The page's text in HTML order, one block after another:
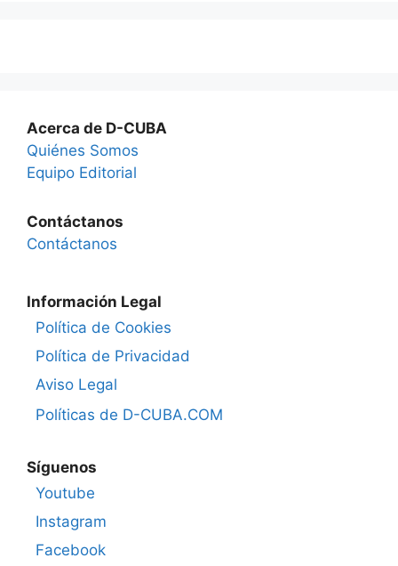
Acerca de D-CUBA
Quiénes Somos
Equipo Editorial
Contáctanos
Contáctanos
Información Legal
Política de Cookies
Política de Privacidad
Aviso Legal
Políticas de D-CUBA.COM
Síguenos
Youtube
Instagram
Facebook